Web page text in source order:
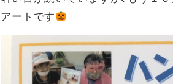
アートです